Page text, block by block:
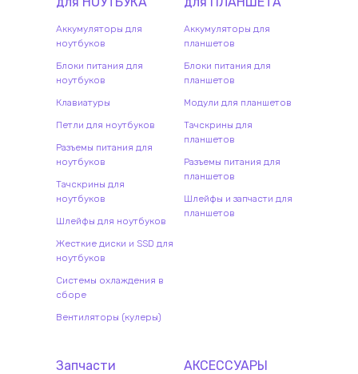
Аккумуляторы для
ноутбуков
Блоки питания для
ноутбуков
Клавиатуры
Петли для ноутбуков
Разъемы питания для
ноутбуков
Тачскрины для
ноутбуков
Шлейфы для ноутбуков
Жесткие диски и SSD для
ноутбуков
Системы охлаждения в
сборе
Вентиляторы (кулеры)
Аккумуляторы для
планшетов
Блоки питания для
планшетов
Модули для планшетов
Тачскрины для
планшетов
Разъемы питания для
планшетов
Шлейфы и запчасти для
планшетов
Запчасти
АКСЕССУАРЫ